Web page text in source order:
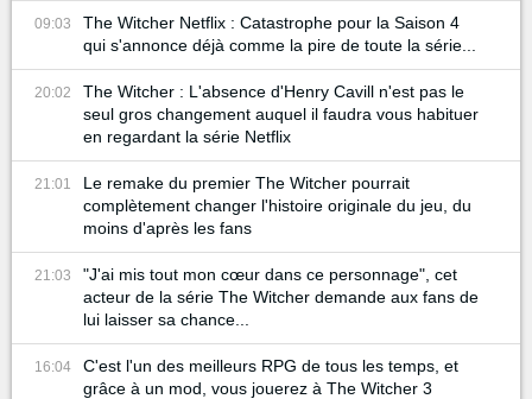
09:03
The Witcher Netflix : Catastrophe pour la Saison 4
qui s'annonce déjà comme la pire de toute la série...
20:02
The Witcher : L'absence d'Henry Cavill n'est pas le
seul gros changement auquel il faudra vous habituer
en regardant la série Netflix
21:01
Le remake du premier The Witcher pourrait
complètement changer l'histoire originale du jeu, du
moins d'après les fans
21:03
"J'ai mis tout mon cœur dans ce personnage", cet
acteur de la série The Witcher demande aux fans de
lui laisser sa chance...
16:04
C'est l'un des meilleurs RPG de tous les temps, et
grâce à un mod, vous jouerez à The Witcher 3